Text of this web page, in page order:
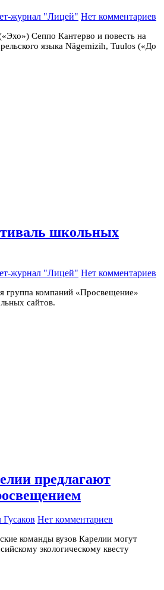
журнал "Лицей" Нет комментариев
Сеппо Кантерво и повесть на
языка Nӓgemizih, Tuulos («До
школьных
журнал "Лицей" Нет комментариев
группа компаний «Просвещение»
сайтов.
предлагают
Нет комментариев
команды вузов Карелии могут
экологическому квесту